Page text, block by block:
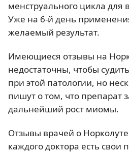
менструального цикла для
Уже на 6-й день
желаемый результат.
Имеющиеся отзывы на
недостаточны, чтобы
при этой патологии, но
пишут о том, что препарат
дальнейший рост миомы.
Отзывы врачей о
каждого доктора есть свои